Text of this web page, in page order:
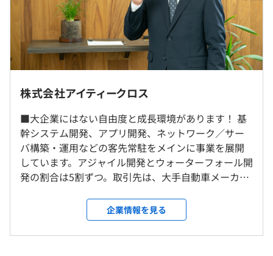
【インフラ設計／構築／運用】
■自動運転関連インフラ設計、構築、運用
・OSなど：AWSサーバ／Red Hat Enterprise／Linux
・請負範囲：サーバ・ネットワーク設計、構築、運用、ド
キュメント作成（設計書、手順書、テスト仕様書など）
【保守開発】
■通信機器システム更新・カスタマーサポート
・開発言語・DBなど：C／C++／Bash／Oracle Database
12c
・OSなど：Red Hat Enterprise／Linux 7
・請負範囲：詳細設計、調査・開発、保守（カスタマーサ
ポート含）
社内もしくはお客様先での勤務となります。常駐先は主に
名古屋市内です。
※直行直帰・リモート可
就業場所の変更範囲
＜雇入時＞
本社、および自宅
＜変更範囲＞
想定年収は年収提示額を保証するものではありません）
9：00〜18：00
フレックスタイム制（コアタイム10：00～15：00）
休憩時間：12：00〜13：00（60分）※案件により変動し
ます。
平均残業時間：平均20時間以下／月
株式会社アイティークロス
■大企業にはない自由度と成長環境があります！ 基
幹システム開発、アプリ開発、ネットワーク／サー
バ構築・運用などの客先常駐をメインに事業を展開
しています。アジャイル開発とウォーターフォール開
発の割合は5割ずつ。取引先は、大手自動車メーカー
は自社サービスの開発にも挑戦するため、新たに中
核メンバーの増員募集をおこなっています。 ■エン
ジニアに3つのお約束をします！ 1：あなたのやりた
企業情報を見る